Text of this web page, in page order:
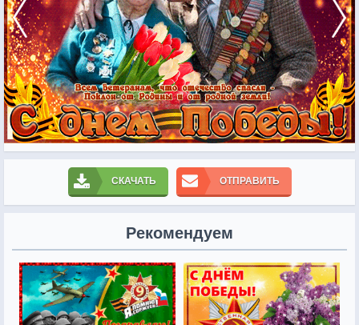
СКАЧАТЬ ОТПРАВИТЬ
Рекомендуем